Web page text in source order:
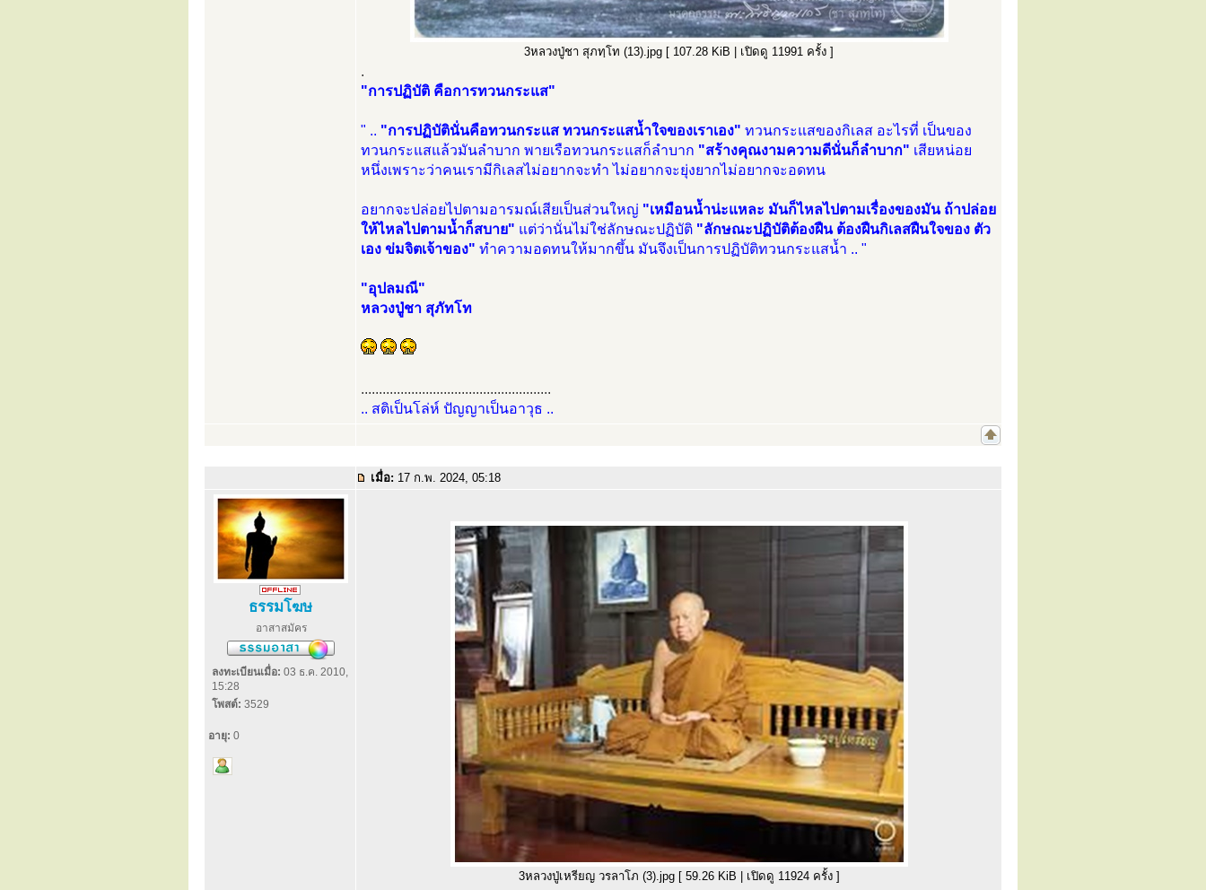
3หลวงปู่ชา สุภทฺโท (13).jpg [ 107.28 KiB | เปิดดู 11991 ครั้ง ]
.
"การปฏิบัติ คือการทวนกระแส"
" .. "การปฏิบัตินั่นคือทวนกระแส ทวนกระแสนํ้าใจของเราเอง" ทวนกระแสของกิเลส อะไรที่ เป็นของ
ทวนกระแสแล้วมันลำบาก พายเรือทวนกระแสก็ลำบาก "สร้างคุณงามความดีนั่นก็ลำบาก" เสียหน่อย
หนึ่งเพราะว่าคนเรามีกิเลสไม่อยากจะทำ ไม่อยากจะยุ่งยากไม่อยากจะอดทน
อยากจะปล่อยไปตามอารมณ์เสียเป็นส่วนใหญ่ "เหมือนน้ำน่ะแหละ มันก็ไหลไปตามเรื่องของมัน ถ้าปล่อย
ให้ไหลไปตามนํ้าก็สบาย" แต่ว่านั่นไม่ใช่ลักษณะปฏิบัติ "ลักษณะปฏิบัติต้องฝืน ต้องฝืนกิเลสฝืนใจของ ตัว
เอง ข่มจิตเจ้าของ" ทำความอดทนให้มากขึ้น มันจึงเป็นการปฏิบัติทวนกระแสนํ้า .. "
"อุปลมณี"
หลวงปู่ชา สุภัทโท
.....................................................
.. สติเป็นโล่ห์ ปัญญาเป็นอาวุธ ..
เมื่อ: 17 ก.พ. 2024, 05:18
ธรรมโฆษ
อาสาสมัคร
ลงทะเบียนเมื่อ: 03 ธ.ค. 2010,
15:28
โพสต์: 3529
อายุ: 0
3หลวงปู่เหรียญ วรลาโภ (3).jpg [ 59.26 KiB | เปิดดู 11924 ครั้ง ]